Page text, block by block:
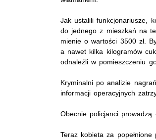
Jak ustalili funkcjonariusze,
do jednego z mieszkań na
mienie o wartości 3500 zł.
a nawet kilka kilogramów
odnaleźli w pomieszczeniu
Kryminalni po analizie
informacji operacyjnych
Obecnie policjanci
Teraz kobieta za